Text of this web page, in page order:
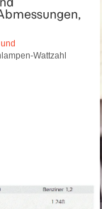
Wattzahl